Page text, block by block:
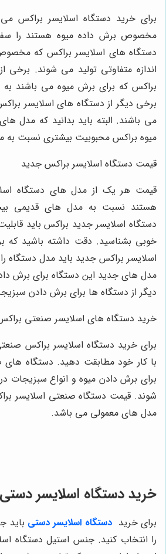
برای خرید دستگاه اسلایسر براکس
مخصوص برش داده میوه هستند را
دستگاه های اسلایسر براکس که
اندازه متفاوتی تولید می شوند. برخی
براکس که برای برش میوه می باشند
برخی دیگر از دستگاه های اسلایسر
می باشند. البته باید بدانید که مدل
میوه براکس محبوبیت بیشتری نسبت به
قیمت دستگاه اسلایسر براکس جدید
قیمت هر یک از مدل های دستگاه
هستند نسبت به مدل های قدیمی
دستگاه اسلایسر جدید براکس باید
خوبی بشناسید. دقت داشته باشید که
اسلایسر براکس جدید باید مدل دستگاه
مدل های جدید این دستگاه برای برش
دیگر از دستگاه ها برای برش دادن
خرید دستگاه های اسلایسر صنعتی
برای خرید دستگاه اسلایسر براکس
با کار خود مطابقت دهید. دستگاه
برای برش دادن میوه و انواع سبزیجات
شوند. قیمت دستگاه صنعتی اسلایسر
مدل های معمولی می باشد.
خرید دستگاه اسلایسر
برای خریددستگاه اسلایسر دستی باید
را انتخاب کنید. جنس استیل دستگاه